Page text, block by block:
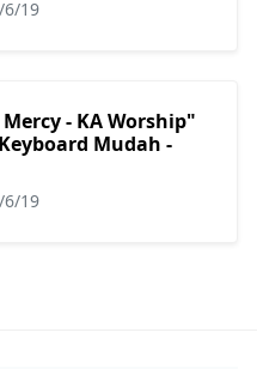
6/19
- KA Worship"
Mudah -
6/19